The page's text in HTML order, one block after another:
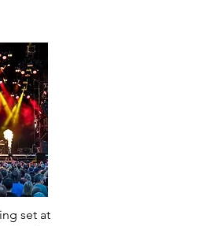
set at